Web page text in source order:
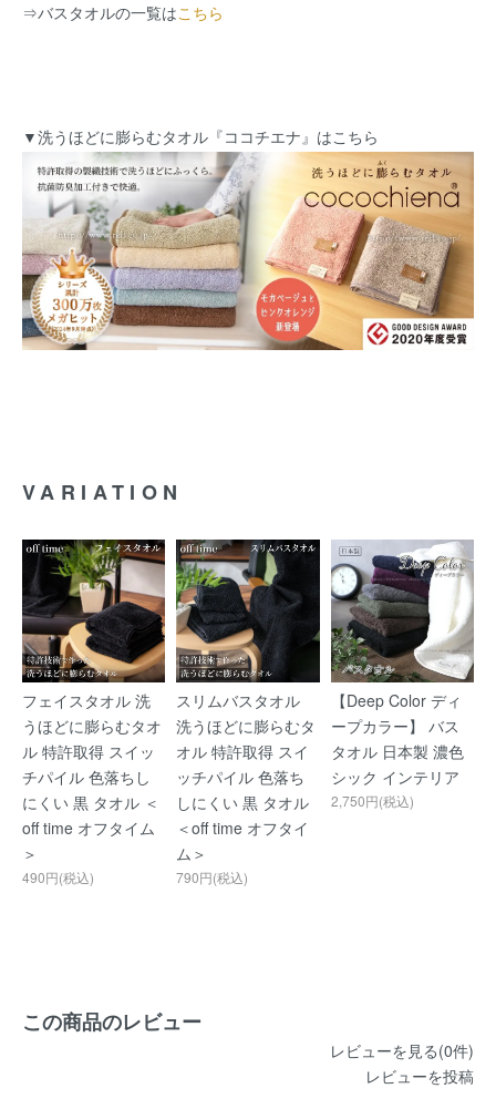
⇒バスタオルの一覧はこちら
▼洗うほどに膨らむタオル『ココチエナ』はこちら
VARIATION
フェイスタオル 洗
うほどに膨らむタオ
ル 特許取得 スイッ
チパイル 色落ちし
にくい 黒 タオル ＜
off time オフタイム
＞
490円(税込)
スリムバスタオル
洗うほどに膨らむタ
オル 特許取得 スイ
ッチパイル 色落ち
しにくい 黒 タオル
＜off time オフタイ
ム＞
790円(税込)
【Deep Color ディ
ープカラー】 バス
タオル 日本製 濃色
シック インテリア
2,750円(税込)
この商品のレビュー
レビューを見る(0件)
レビューを投稿